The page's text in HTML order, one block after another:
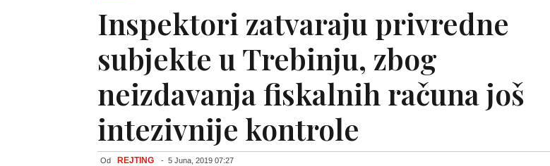
Inspektori zatvaraju privredne
subjekte u Trebinju, zbog
neizdavanja fiskalnih računa još
intezivnije kontrole
Od REJTING - 5 Juna, 2019 07:27